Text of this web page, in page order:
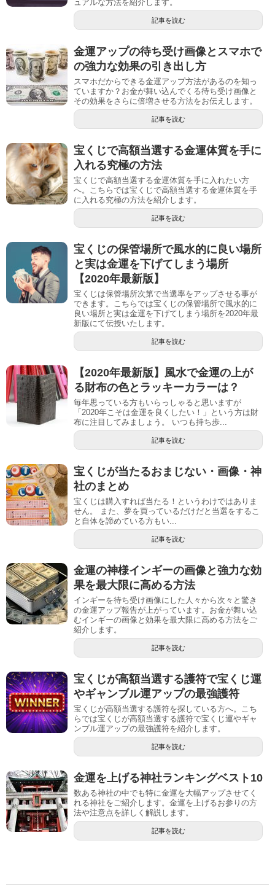
ュアルな方法を紹介します。
記事を読む
金運アップの待ち受け画像とスマホで
の強力な効果の引き出し方
スマホだからできる金運アップ方法があるのを知っ
ていますか？お金が舞い込んでくる待ち受け画像と
その効果をさらに倍増させる方法をお伝えします。
記事を読む
宝くじで高額当選する金運体質を手に
入れる究極の方法
宝くじで高額当選する金運体質を手に入れたい方
へ。こちらでは宝くじで高額当選する金運体質を手
に入れる究極の方法を紹介します。
記事を読む
宝くじの保管場所で風水的に良い場所
と実は金運を下げてしまう場所
【2020年最新版】
宝くじは保管場所次第で当選率をアップさせる事が
できます。こちらでは宝くじの保管場所で風水的に
良い場所と実は金運を下げてしまう場所を2020年最
新版にて伝授いたします。
記事を読む
【2020年最新版】風水で金運の上が
る財布の色とラッキーカラーは？
毎年思っている方もいらっしゃると思いますが
「2020年こそは金運を良くしたい！」という方は財
布に注目してみましょう。 いつも持ち歩...
記事を読む
宝くじが当たるおまじない・画像・神
社のまとめ
宝くじは購入すれば当たる！というわけではありま
せん。 また、夢を買っているだけだと当選をするこ
と自体を諦めている方もい...
記事を読む
金運の神様インギーの画像と強力な効
果を最大限に高める方法
インギーを待ち受け画像にした人々から次々と驚き
の金運アップ報告が上がっています。お金が舞い込
むインギーの画像と効果を最大限に高める方法をご
紹介します。
記事を読む
宝くじが高額当選する護符で宝くじ運
やギャンブル運アップの最強護符
宝くじが高額当選する護符を探している方へ。こち
らでは宝くじが高額当選する護符で宝くじ運やギャ
ンブル運アップの最強護符を紹介します。
記事を読む
金運を上げる神社ランキングベスト10
数ある神社の中でも特に金運を大幅アップさせてく
れる神社をご紹介します。金運を上げるお参りの方
法や注意点を詳しく解説します。
記事を読む